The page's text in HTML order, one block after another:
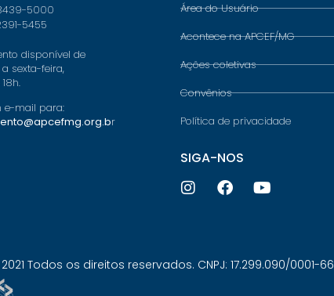
5000
5455
disponível de
sexta-feira,
e-mail para:
r
Área do Usuário
Acontece na APCEF/MG
Ações coletivas
Convênios
Política de privacidade
SIGA-NOS
Todos os direitos reservados. CNPJ: 17.299.090/0001-66